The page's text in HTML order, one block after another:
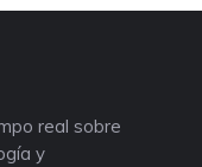
real sobre
y